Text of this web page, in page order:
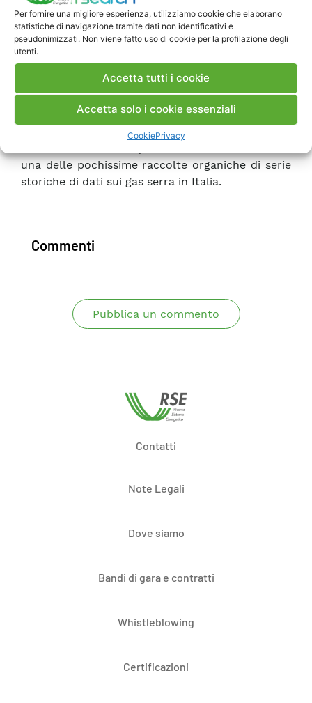
Per fornire una migliore esperienza, utilizziamo cookie che elaborano
statistiche di navigazione tramite dati non identificativi e
pseudonimizzati. Non viene fatto uso di cookie per la profilazione degli
utenti.
Accetta tutti i cookie
Accetta solo i cookie essenziali
CookiePrivacy
rimescolamento atmosferico, è distante dai
grandi insediamenti umani e industriali e dalle
grandi vie di comunicazione e, con particolare
riferimento alla CO2, nelle aree prossime ad esso
è pressoché nulla l’attività vegetativa. La stazione
risulta quindi particolarmente idonea alla misura
delle concentrazioni atmosferiche di fondo
naturale (background).La caratteristica peculiare
una delle pochissime raccolte organiche di serie
storiche di dati sui gas serra in Italia.
Commenti
Pubblica un commento
Contatti
Note Legali
Dove siamo
Bandi di gara e contratti
Whistleblowing
Certificazioni